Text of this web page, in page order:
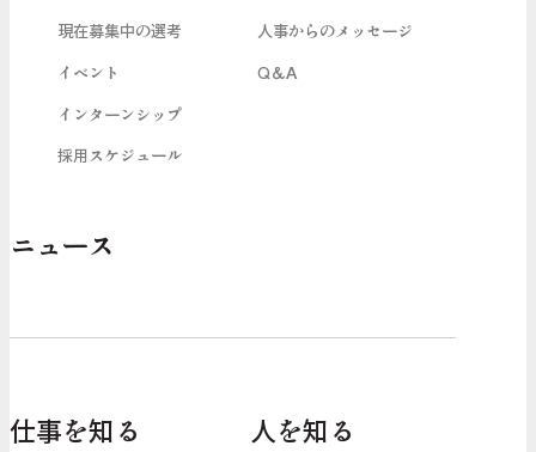
現在募集中の選考
イベント
インターンシップ
採用スケジュール
人事からのメッセージ
Q＆A
ニュース
仕事を知る 人を知る